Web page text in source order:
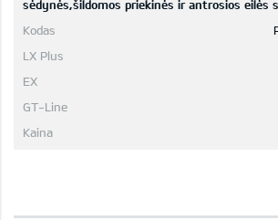
sėdynės,šildomos priekinės ir antrosios eilės